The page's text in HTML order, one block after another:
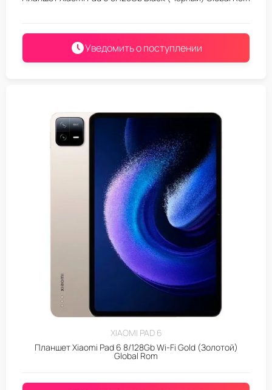
Уведомить о поступлении
XIAOMI PAD 6
Планшет Xiaomi Pad 6 8/128Gb Wi-Fi Gold (Золотой)
Global Rom